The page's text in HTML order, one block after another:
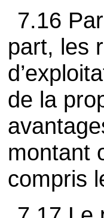
7.16
part, les
de la
montant
compris